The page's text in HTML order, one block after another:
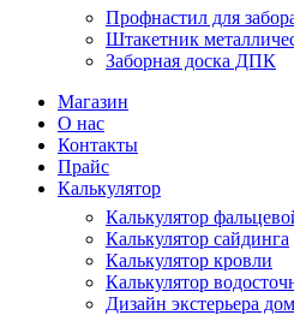
Профнастил для
Штакетник
Заборная доска ДПК
Магазин
О нас
Контакты
Прайс
Калькулятор
Калькулятор
Калькулятор сайдинга
Калькулятор кровли
Калькулятор
Дизайн экстерьера